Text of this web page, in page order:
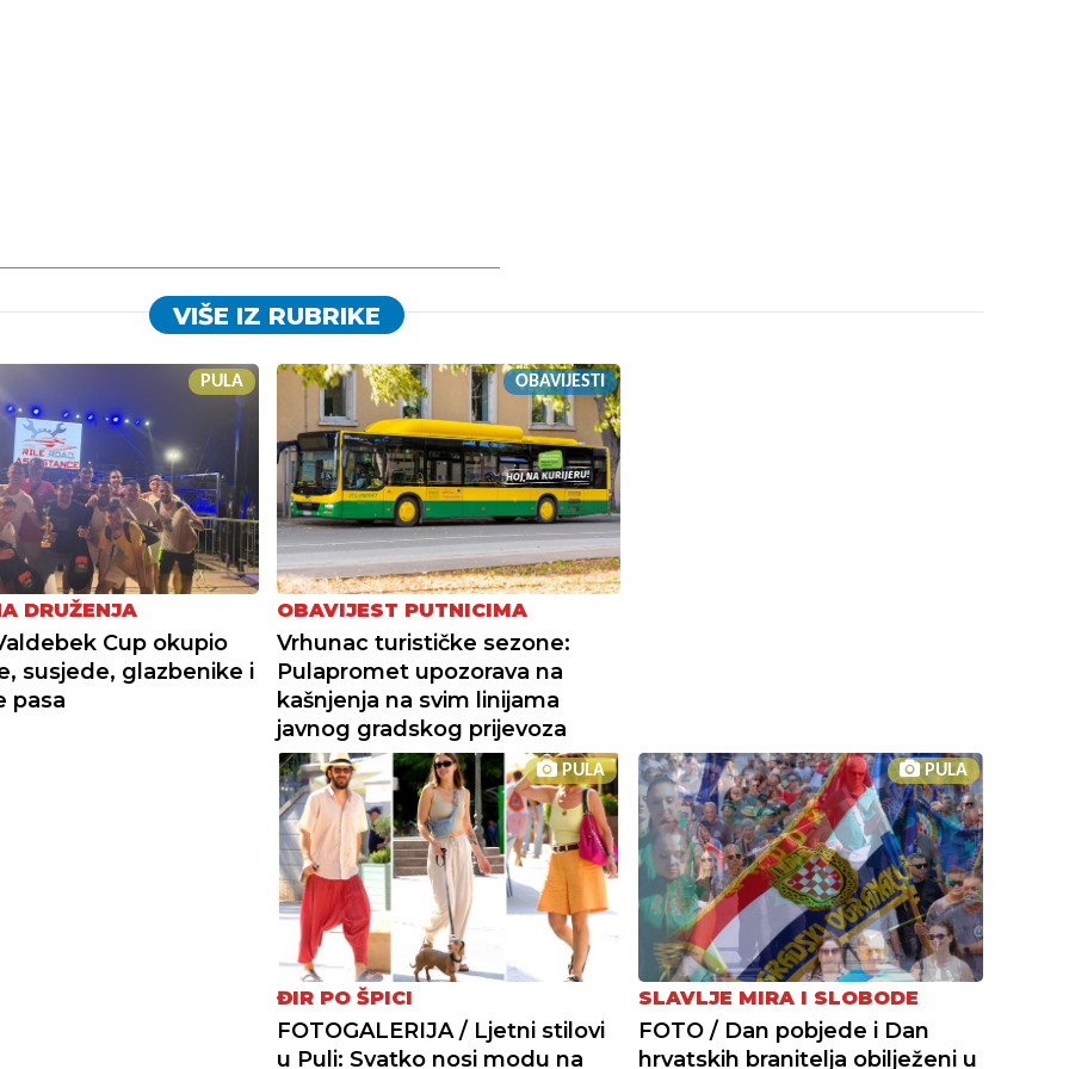
VIŠE IZ RUBRIKE
PULA
DRUŽENJA
Cup okupio
susjede, glazbenike i
pasa
OBAVIJESTI
OBAVIJEST PUTNICIMA
Vrhunac turističke sezone:
Pulapromet upozorava na
kašnjenja na svim linijama
javnog gradskog prijevoza
PULA
ĐIR PO ŠPICI
FOTOGALERIJA / Ljetni stilovi
u Puli: Svatko nosi modu na
PULA
SLAVLJE MIRA I SLOBODE
FOTO / Dan pobjede i Dan
hrvatskih branitelja obilježeni u